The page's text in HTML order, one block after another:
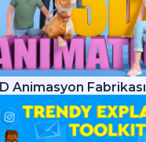
Animasyon Fabrikası